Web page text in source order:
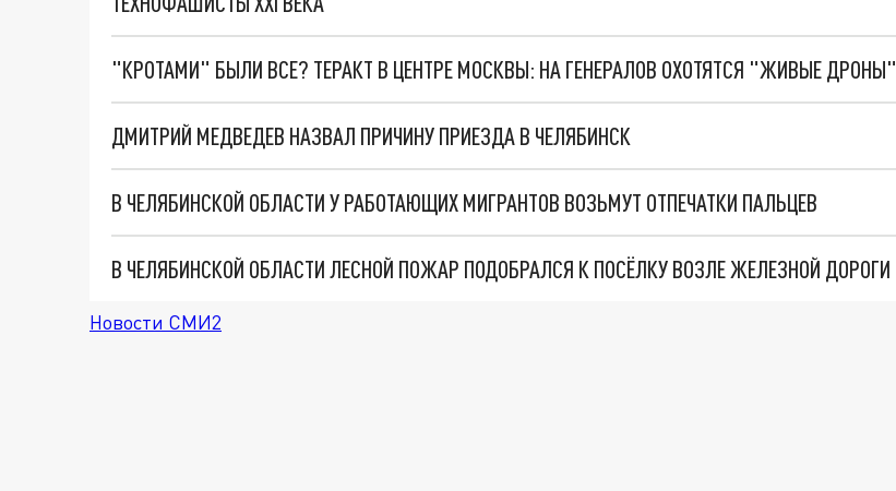
"КРОТАМИ" БЫЛИ ВСЕ? ТЕРАКТ В ЦЕНТРЕ МОСКВЫ: НА ГЕНЕРАЛОВ ОХОТЯТСЯ "ЖИВЫЕ ДРОНЫ"
ДМИТРИЙ МЕДВЕДЕВ НАЗВАЛ ПРИЧИНУ ПРИЕЗДА В ЧЕЛЯБИНСК
В ЧЕЛЯБИНСКОЙ ОБЛАСТИ У РАБОТАЮЩИХ МИГРАНТОВ ВОЗЬМУТ ОТПЕЧАТКИ ПАЛЬЦЕВ
В ЧЕЛЯБИНСКОЙ ОБЛАСТИ ЛЕСНОЙ ПОЖАР ПОДОБРАЛСЯ К ПОСЁЛКУ ВОЗЛЕ ЖЕЛЕЗНОЙ ДОРОГИ
Новости СМИ2